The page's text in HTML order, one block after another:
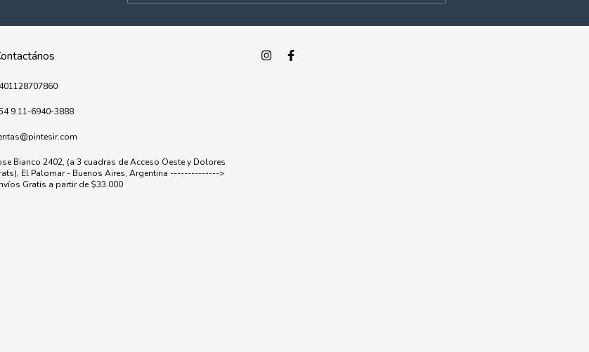
9 11-6940-3888
Bianco 2402, (a 3 cuadras de Acceso Oeste y Dolores
El Palomar - Buenos Aires, Argentina -------------->
Gratis a partir de $33.000